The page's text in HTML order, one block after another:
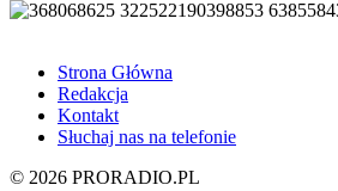
Strona Główna
Redakcja
Kontakt
Słuchaj nas na telefonie
© 2026 PRORADIO.PL